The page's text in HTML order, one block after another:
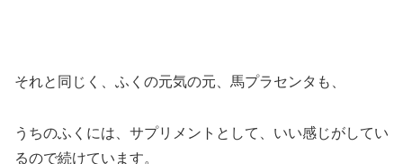
それと同じく、ふくの元気の元、馬プラセンタも、
うちのふくには、サプリメントとして、いい感じがしてい
るので続けています。